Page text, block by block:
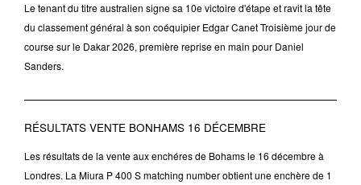
Le tenant du titre australien signe sa 10e victoire d'étape et ravit la tête
du classement général à son coéquipier Edgar Canet Troisième jour de
course sur le Dakar 2026, première reprise en main pour Daniel
Sanders.
RÉSULTATS VENTE BONHAMS 16 DÉCEMBRE
Les résultats de la vente aux enchéres de Bohams le 16 décembre à
Londres. La Miura P 400 S matching number obtient une enchère de 1